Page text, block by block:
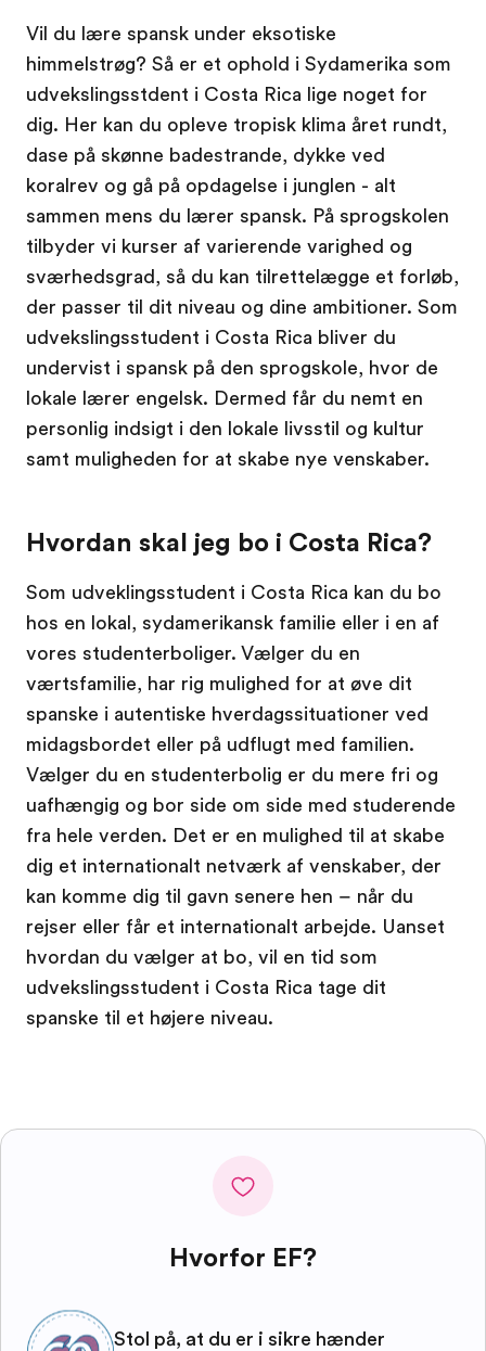
Vil du lære spansk under eksotiske
himmelstrøg? Så er et ophold i Sydamerika som
udvekslingsstdent i Costa Rica lige noget for
dig. Her kan du opleve tropisk klima året rundt,
dase på skønne badestrande, dykke ved
koralrev og gå på opdagelse i junglen - alt
sammen mens du lærer spansk. På sprogskolen
tilbyder vi kurser af varierende varighed og
sværhedsgrad, så du kan tilrettelægge et forløb,
der passer til dit niveau og dine ambitioner. Som
udvekslingsstudent i Costa Rica bliver du
undervist i spansk på den sprogskole, hvor de
lokale lærer engelsk. Dermed får du nemt en
personlig indsigt i den lokale livsstil og kultur
samt muligheden for at skabe nye venskaber.
Hvordan skal jeg bo i Costa Rica?
Som udveklingsstudent i Costa Rica kan du bo
hos en lokal, sydamerikansk familie eller i en af
vores studenterboliger. Vælger du en
værtsfamilie, har rig mulighed for at øve dit
spanske i autentiske hverdagssituationer ved
midagsbordet eller på udflugt med familien.
Vælger du en studenterbolig er du mere fri og
uafhængig og bor side om side med studerende
fra hele verden. Det er en mulighed til at skabe
dig et internationalt netværk af venskaber, der
kan komme dig til gavn senere hen – når du
rejser eller får et internationalt arbejde. Uanset
hvordan du vælger at bo, vil en tid som
udvekslingsstudent i Costa Rica tage dit
spanske til et højere niveau.
Hvorfor EF?
Stol på, at du er i sikre hænder